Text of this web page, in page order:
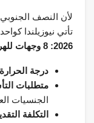
لأن النصف
تأتي نيوزيلندا
2026: 8 وجهات للهروب من الحر
درجة الحرارة
متطلبات
الجنسيات
التكلفة